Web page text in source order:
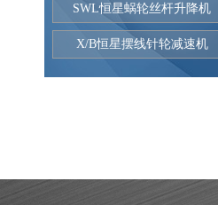
SWL恒星蜗轮丝杆升降机
X/B恒星摆线针轮减速机